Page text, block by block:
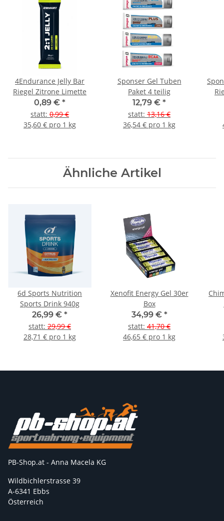
4Endurance Jelly Bar
Riegel Zitrone Limette
0,89 € *
statt: 0,99 €
35,60 € pro 1 kg
Sponser Gel Tuben
Paket 4 teilig
12,79 € *
statt: 13,16 €
36,54 € pro 1 kg
Ähnliche Artikel
6d Sports Nutrition
Sports Drink 940g
26,99 € *
statt: 29,99 €
28,71 € pro 1 kg
Xenofit Energy Gel 30er
Box
34,99 € *
statt: 41,70 €
46,65 € pro 1 kg
PB-Shop.at - Anna Macela KG
Wildbichlerstrasse 39
A-6341 Ebbs
Österreich